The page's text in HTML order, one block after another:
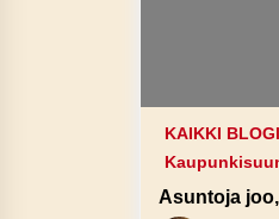
KAIKKI
Asuntoja